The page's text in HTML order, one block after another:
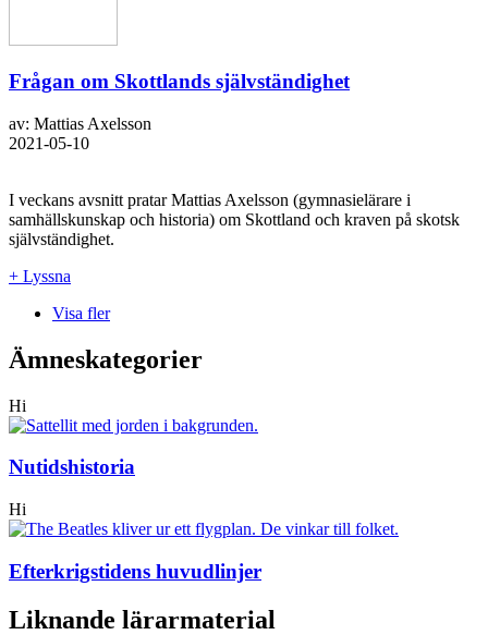
Frågan om Skottlands självständighet
av: Mattias Axelsson
2021-05-10
I veckans avsnitt pratar Mattias Axelsson (gymnasielärare i
samhällskunskap och historia) om Skottland och kraven på skotsk
självständighet.
+ Lyssna
Visa fler
Ämneskategorier
Hi
Nutidshistoria
Hi
Efterkrigstidens huvudlinjer
Liknande lärarmaterial